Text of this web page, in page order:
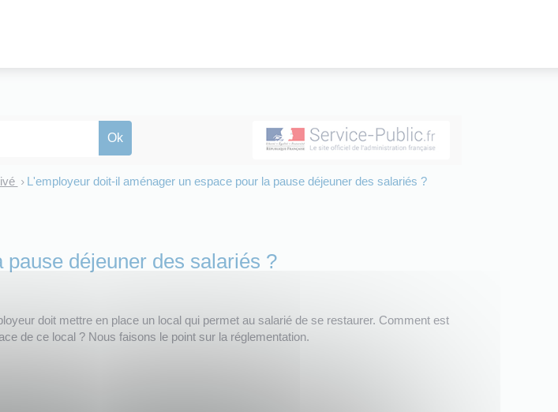
> L'employeur doit-il aménager un espace pour la pause déjeuner des salariés ?
déjeuner des salariés ?
doit mettre en place un local qui permet au salarié de se restaurer. Comment est
de ce local ? Nous faisons le point sur la réglementation.